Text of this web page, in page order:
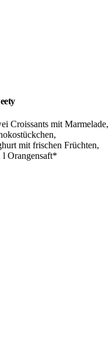
Croissants mit
mit frischen Früchten,
l Orangensaft*